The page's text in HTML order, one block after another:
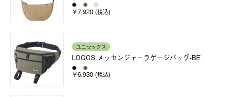
￥7,920 (税込)
ユニセックス
LOGOS メッセンジャーラゲージバッグ-BE
￥6,930 (税込)